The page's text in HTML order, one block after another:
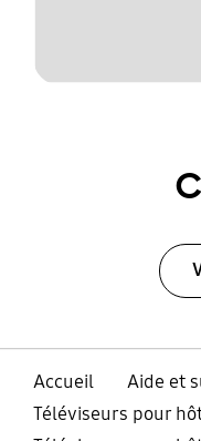
Accueil
Aide et
Téléviseurs pour